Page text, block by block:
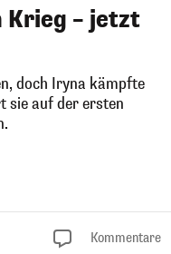
Krieg – jetzt
doch Iryna kämpfte
sie auf der ersten
Kommentare